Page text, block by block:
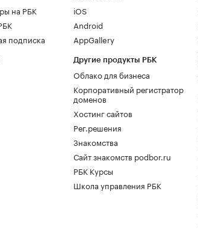
на РБК
подписка
iOS
Android
AppGallery
Другие продукты РБК
Облако для бизнеса
Корпоративный регистратор
доменов
Хостинг сайтов
Рег.решения
Знакомства
Сайт знакомств podbor.ru
РБК Курсы
Школа управления РБК